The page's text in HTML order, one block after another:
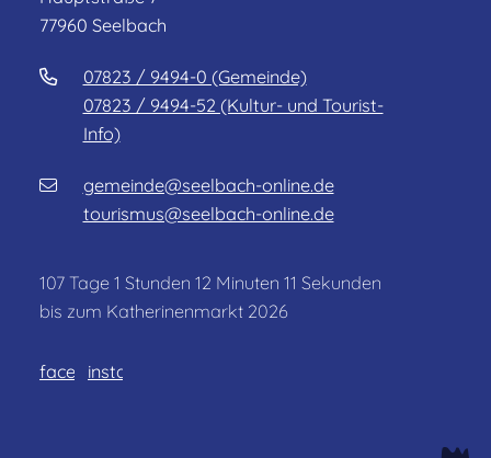
77960 Seelbach
07823 / 9494-0 (Gemeinde)
07823 / 9494-52 (Kultur- und Tourist-
Info)
gemeinde@seelbach-online.de
tourismus@seelbach-online.de
107 Tage 1 Stunden 12 Minuten 8 Sekunden
bis zum Katherinenmarkt 2026
facebookinstagram